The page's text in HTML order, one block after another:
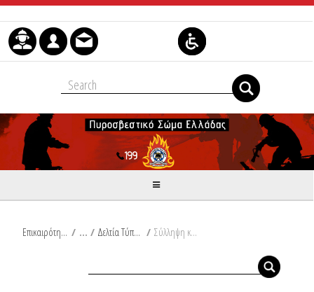
Μετάβαση στο περιεχόμενο
Επικαιρότητα / Δελτία Τύπου / Σύλληψη και επιβολή διοικητικών προστίμων σε Φωκίδα, Αττική, Ρέθυμνο, Κω, Αλεξανδρούπολη, Θεσσαλονίκη